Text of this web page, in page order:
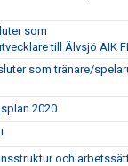
som
till Älvsjö AIK
som tränare/
2020
och